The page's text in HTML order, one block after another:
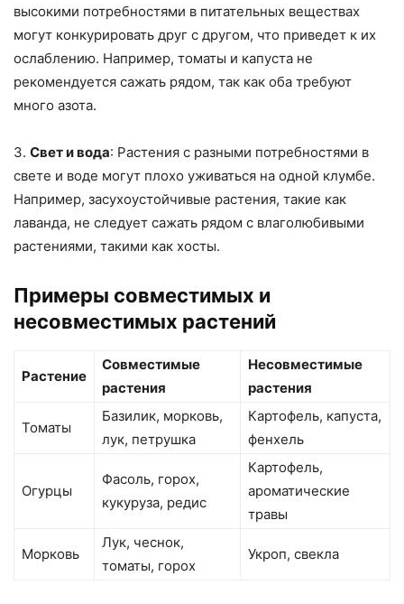
высокими потребностями в питательных веществах
могут конкурировать друг с другом, что приведет к их
ослаблению. Например, томаты и капуста не
рекомендуется сажать рядом, так как оба требуют
много азота.
3. Свет и вода: Растения с разными потребностями в
свете и воде могут плохо уживаться на одной клумбе.
Например, засухоустойчивые растения, такие как
лаванда, не следует сажать рядом с влаголюбивыми
растениями, такими как хосты.
Примеры совместимых и
несовместимых растений
Растение
Совместимые
растения
Несовместимые
растения
Томаты
Базилик, морковь,
лук, петрушка
Картофель, капуста,
фенхель
Огурцы
Фасоль, горох,
кукуруза, редис
Картофель,
ароматические
травы
Морковь
Лук, чеснок,
томаты, горох
Укроп, свекла